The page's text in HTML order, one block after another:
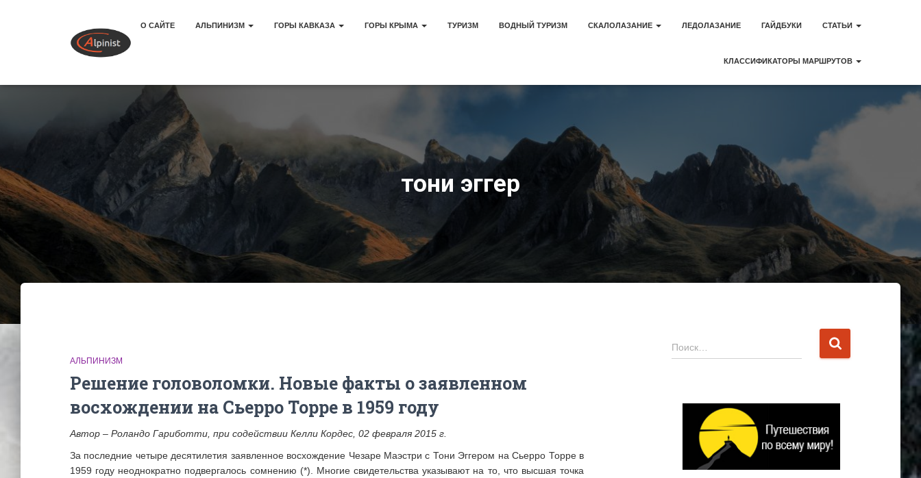
О САЙТЕ АЛЬПИНИЗМ ГОРЫ КАВКАЗА ГОРЫ КРЫМА ТУРИЗМ ВОДНЫЙ ТУРИЗМ СКАЛОЛАЗАНИЕ ЛЕДОЛАЗАНИЕ ГАЙДБУКИ СТАТЬИ
КЛАССИФИКАТОРЫ МАРШРУТОВ
тони эггер
АЛЬПИНИЗМ
Решение головоломки. Новые факты о заявленном
восхождении на Сьерро Торре в 1959 году
Автор – Роландо Гариботти, при содействии Келли Кордес, 02 февраля 2015 г.
За последние четыре десятилетия заявленное восхождение Чезаре Маэстри с Тони Эггером на Сьерро Торре в
1959 году неоднократно подвергалось сомнению (*). Многие свидетельства указывают на то, что высшая точка
Н
а
Поиск…